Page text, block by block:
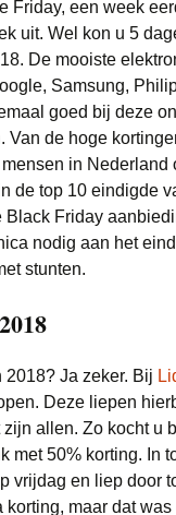
Friday, een week
uit. Wel kon u 5
De mooiste
Samsung,
goed bij deze
Van de hoge
in Nederland
de top 10 eindigde
Friday
nodig aan het
stunten.
2018? Ja zeker. Bij
Deze liepen
allen. Zo kocht u
met 50% korting. In
vrijdag en liep door
korting, maar dat